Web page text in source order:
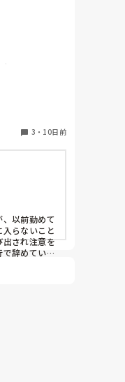
3 ・ 10日前
以前勤めて
らないこと
出され注意を
辞めていっ
りでサビ残
で、やめた